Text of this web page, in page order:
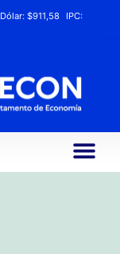
Dólar:$911,58
IPC: